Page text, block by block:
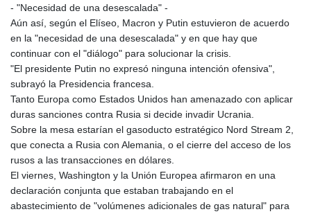
- "Necesidad de una desescalada" -
Aún así, según el Elíseo, Macron y Putin estuvieron de acuerdo
en la "necesidad de una desescalada" y en que hay que
continuar con el "diálogo" para solucionar la crisis.
"El presidente Putin no expresó ninguna intención ofensiva",
subrayó la Presidencia francesa.
Tanto Europa como Estados Unidos han amenazado con aplicar
duras sanciones contra Rusia si decide invadir Ucrania.
Sobre la mesa estarían el gasoducto estratégico Nord Stream 2,
que conecta a Rusia con Alemania, o el cierre del acceso de los
rusos a las transacciones en dólares.
El viernes, Washington y la Unión Europea afirmaron en una
declaración conjunta que estaban trabajando en el
abastecimiento de "volúmenes adicionales de gas natural" para